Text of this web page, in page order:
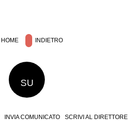
HOME INDIETRO
SU
INVIA COMUNICATO SCRIVI AL DIRETTORE